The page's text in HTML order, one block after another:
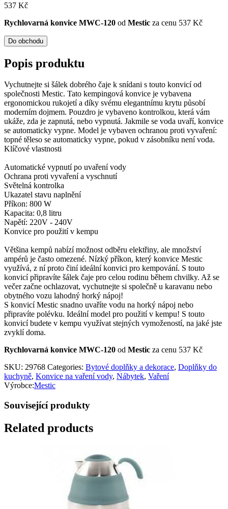
537 Kč
Rychlovarná konvice MWC-120 od Mestic za cenu 537 Kč
Do obchodu
Popis produktu
Vychutnejte si šálek dobrého čaje k snídani s touto konvicí od
společnosti Mestic. Tato kempingová konvice je vybavena
ergonomickou rukojetí a díky svému elegantnímu krytu působí
moderním dojmem. Pouzdro je vybaveno kontrolkou, která vám
ukáže, zda je zapnutá, nebo vypnutá. Jakmile se voda uvaří, konvice
se automaticky vypne. Model je vybaven ochranou proti vyvaření:
topné těleso se automaticky vypne, pokud v zásobníku není voda.
Klíčové vlastnosti
Automatické vypnutí po uvaření vody
Ochrana proti vyvaření a vyschnutí
Světelná kontrolka
Ukazatel stavu naplnění
Příkon: 800 W
Kapacita: 0,8 litru
Napětí: 220V - 240V
Konvice pro použití v kempu
Většina kempů nabízí možnost odběru elektřiny, ale množství
ampérů je často omezené. Nízký příkon, který konvice Mestic
využívá, z ní proto činí ideální konvici pro kempování. S touto
konvicí připravíte šálek čaje pro celou rodinu během chvilky. Až se
večer začne ochlazovat, vychutnejte si společně u karavanu nebo
obytného vozu lahodný horký nápoj!
S konvicí Mestic snadno uvaříte vodu na horký nápoj nebo
připravíte polévku. Ideální model pro použití v kempu! S touto
konvicí budete v kempu využívat stejných vymožeností, na jaké jste
zvyklí doma.
Rychlovarná konvice MWC-120 od Mestic za cenu 537 Kč
SKU: 29768 Categories: Bytové doplňky a dekorace, Doplňky do
kuchyně, Konvice na vaření vody, Nábytek, Vaření
Výrobce:Mestic
Související produkty
Related products